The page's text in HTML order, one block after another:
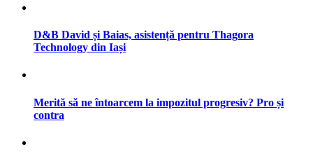
D&B David și Baias, asistență pentru Thagora
Technology din Iași
Merită să ne întoarcem la impozitul progresiv? Pro și
contra